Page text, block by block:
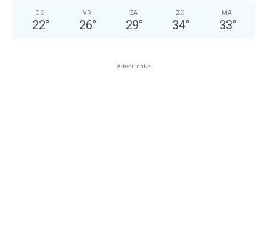
DO
22°
VR
26°
ZA
29°
ZO
34°
MA
33°
Advertentie